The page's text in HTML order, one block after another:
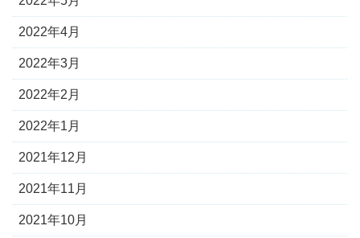
2022年4月
2022年3月
2022年2月
2022年1月
2021年12月
2021年11月
2021年10月